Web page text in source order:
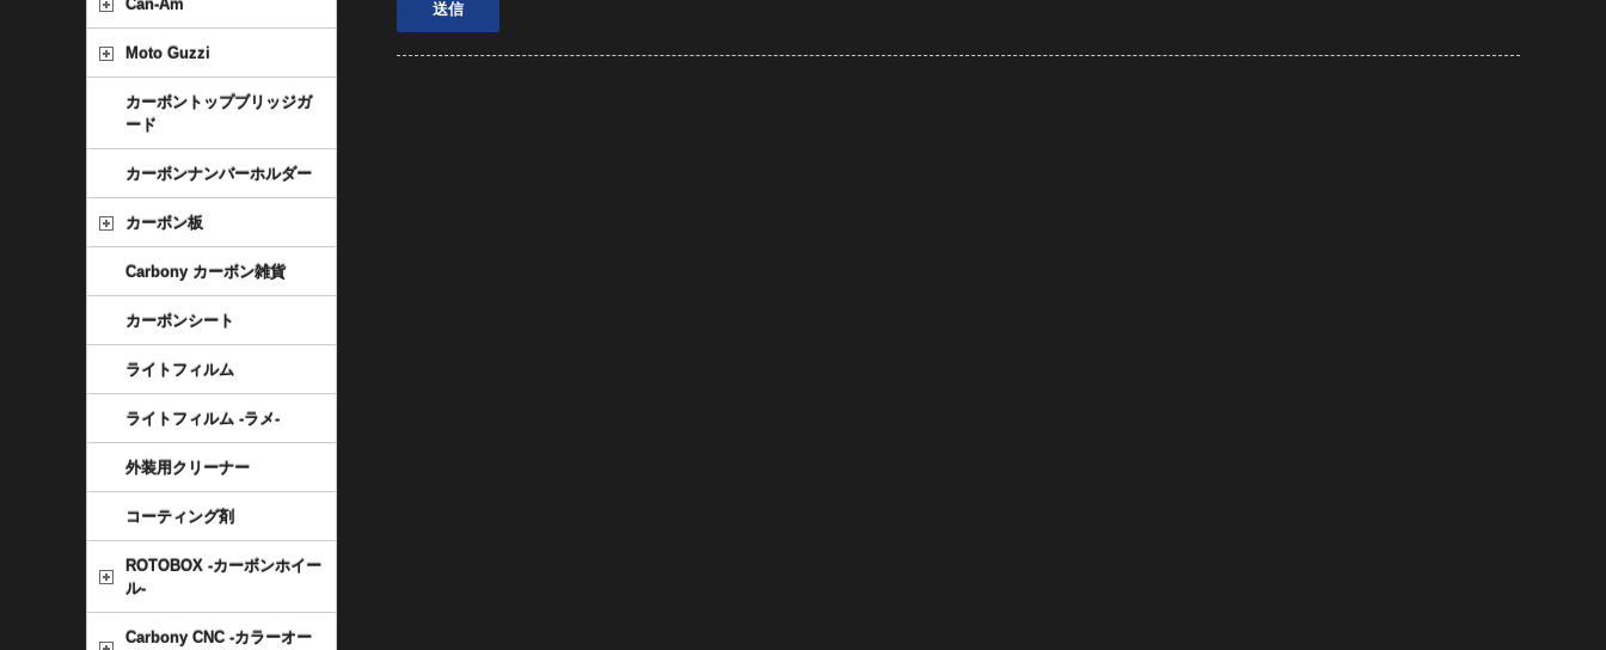
Can-Am
Moto Guzzi
カーボントップブリッジガ
ード
カーボンナンバーホルダー
カーボン板
Carbony カーボン雑貨
カーボンシート
ライトフィルム
ライトフィルム -ラメ-
外装用クリーナー
コーティング剤
ROTOBOX -カーボンホイー
ル-
Carbony CNC -カラーオー